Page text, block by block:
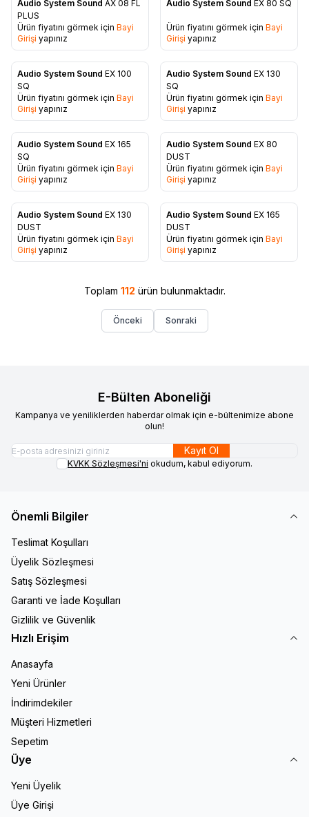
Favorilere Ekle
Audio System Sound AX 08 FL
PLUS
Ürün fiyatını görmek için Bayi
Girişi yapınız
Audio System Sound EX 80 SQ
Ürün fiyatını görmek için Bayi
Girişi yapınız
Favorilere Ekle
Audio System Sound EX 100
SQ
Ürün fiyatını görmek için Bayi
Girişi yapınız
Favorilere Ekle
Audio System Sound EX 130
SQ
Ürün fiyatını görmek için Bayi
Girişi yapınız
Favorilere Ekle
Audio System Sound EX 165
SQ
Ürün fiyatını görmek için Bayi
Girişi yapınız
Favorilere Ekle
Audio System Sound EX 80
DUST
Ürün fiyatını görmek için Bayi
Girişi yapınız
Favorilere Ekle
Audio System Sound EX 130
DUST
Ürün fiyatını görmek için Bayi
Girişi yapınız
Favorilere Ekle
Audio System Sound EX 165
DUST
Ürün fiyatını görmek için Bayi
Girişi yapınız
Toplam 112 ürün bulunmaktadır.
Önceki Sonraki
E-Bülten Aboneliği
Kampanya ve yeniliklerden haberdar olmak için e-bültenimize abone
olun!
Kayıt Ol
KVKK Sözleşmesi'ni okudum, kabul ediyorum.
Önemli Bilgiler
Teslimat Koşulları
Üyelik Sözleşmesi
Satış Sözleşmesi
Garanti ve İade Koşulları
Gizlilik ve Güvenlik
Hızlı Erişim
Anasayfa
Yeni Ürünler
İndirimdekiler
Müşteri Hizmetleri
Sepetim
Üye
Yeni Üyelik
Üye Girişi